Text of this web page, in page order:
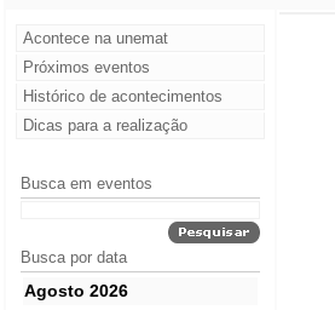
Acontece na unemat
Próximos eventos
Histórico de acontecimentos
Dicas para a realização
Busca em eventos
Busca por data
Agosto 2026